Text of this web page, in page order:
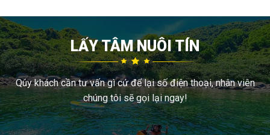
LẤY TÂM NUÔI TÍN
Qúy khách cần tư vấn gì cứ để lại số điện thoại, nhân viên
chúng tôi sẽ gọi lại ngay!